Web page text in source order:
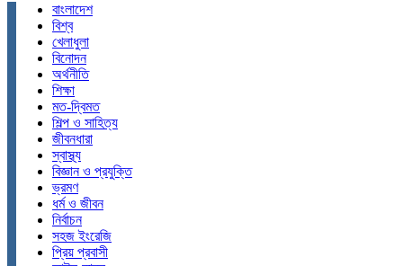
বাংলাদেশ
বিশ্ব
খেলাধুলা
বিনোদন
অর্থনীতি
শিক্ষা
মত-দ্বিমত
শিল্প ও সাহিত্য
জীবনধারা
স্বাস্থ্য
বিজ্ঞান ও প্রযুক্তি
ভ্রমণ
ধর্ম ও জীবন
নির্বাচন
সহজ ইংরেজি
প্রিয় প্রবাসী